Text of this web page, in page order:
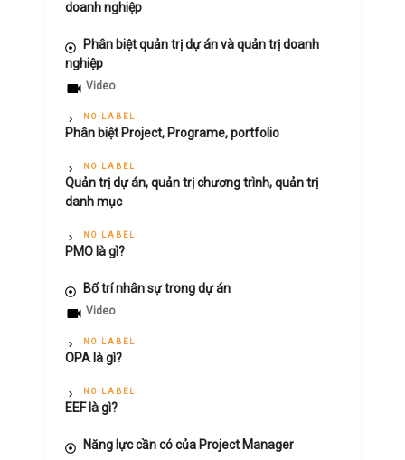
doanh nghiệp
Phân biệt quản trị dự án và quản trị doanh
nghiệp
Video
NO LABEL
Phân biệt Project, Programe, portfolio
NO LABEL
Quản trị dự án, quản trị chương trình, quản trị
danh mục
NO LABEL
PMO là gì?
Bố trí nhân sự trong dự án
Video
NO LABEL
OPA là gì?
NO LABEL
EEF là gì?
Năng lực cần có của Project Manager